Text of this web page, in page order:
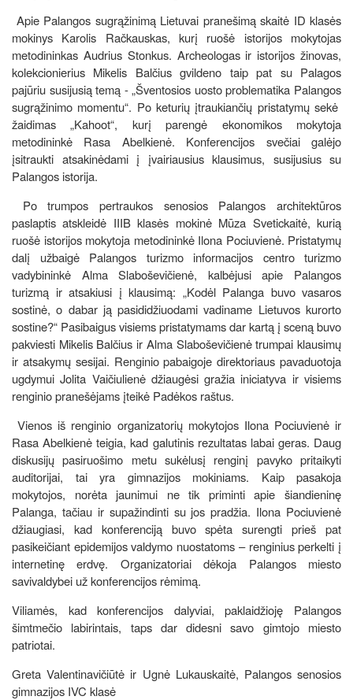
Apie Palangos sugrąžinimą Lietuvai pranešimą skaitė ID klasės
mokinys Karolis Račkauskas, kurį ruošė istorijos mokytojas
metodininkas Audrius Stonkus. Archeologas ir istorijos žinovas,
kolekcionierius Mikelis Balčius gvildeno taip pat su Palagos
pajūriu susijusią temą - „Šventosios uosto problematika Palangos
sugrąžinimo momentu“. Po keturių įtraukiančių pristatymų sekė
žaidimas „Kahoot“, kurį parengė ekonomikos mokytoja
metodininkė Rasa Abelkienė. Konferencijos svečiai galėjo
įsitraukti atsakinėdami į įvairiausius klausimus, susijusius su
Palangos istorija.
Po trumpos pertraukos senosios Palangos architektūros
paslaptis atskleidė IIIB klasės mokinė Mūza Svetickaitė, kurią
ruošė istorijos mokytoja metodininkė Ilona Pociuvienė. Pristatymų
dalį užbaigė Palangos turizmo informacijos centro turizmo
vadybininkė Alma Slaboševičienė, kalbėjusi apie Palangos
turizmą ir atsakiusi į klausimą: „Kodėl Palanga buvo vasaros
sostinė, o dabar ją pasididžiuodami vadiname Lietuvos kurorto
sostine?“ Pasibaigus visiems pristatymams dar kartą į sceną buvo
pakviesti Mikelis Balčius ir Alma Slaboševičienė trumpai klausimų
ir atsakymų sesijai. Renginio pabaigoje direktoriaus pavaduotoja
ugdymui Jolita Vaičiulienė džiaugėsi gražia iniciatyva ir visiems
renginio pranešėjams įteikė Padėkos raštus.
Vienos iš renginio organizatorių mokytojos Ilona Pociuvienė ir
Rasa Abelkienė teigia, kad galutinis rezultatas labai geras. Daug
diskusijų pasiruošimo metu sukėlusį renginį pavyko pritaikyti
auditorijai, tai yra gimnazijos mokiniams. Kaip pasakoja
mokytojos, norėta jaunimui ne tik priminti apie šiandieninę
Palanga, tačiau ir supažindinti su jos pradžia. Ilona Pociuvienė
džiaugiasi, kad konferenciją buvo spėta surengti prieš pat
pasikeičiant epidemijos valdymo nuostatoms – renginius perkelti į
internetinę erdvę. Organizatoriai dėkoja Palangos miesto
savivaldybei už konferencijos rėmimą.
Viliamės, kad konferencijos dalyviai, paklaidžioję Palangos
šimtmečio labirintais, taps dar didesni savo gimtojo miesto
patriotai.
Greta Valentinavičiūtė ir Ugnė Lukauskaitė, Palangos senosios
gimnazijos IVC klasė